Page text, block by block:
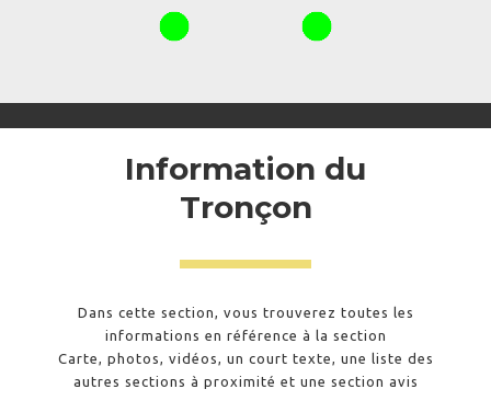
Information du
Tronçon
Dans cette section, vous trouverez toutes les
informations en référence à la section
Carte, photos, vidéos, un court texte, une liste des
autres sections à proximité et une section avis